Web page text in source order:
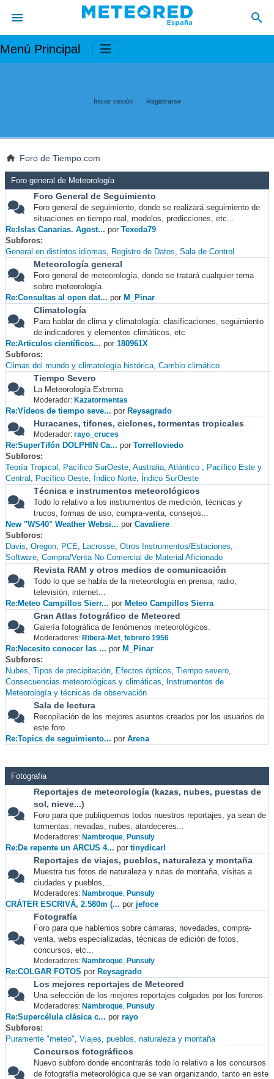
Menú Principal
Iniciar sesión Registrarse
Foro de Tiempo.com
Foro general de Meteorología
Foro General de Seguimiento
Foro general de seguimiento, donde se realizará seguimiento de
situaciones en tiempo real, modelos, predicciones, etc...
Re:Islas Canarias. Agost... por Texeda79
Subforos
General en distintos idiomas
Registro de Datos Sala de Control
Meteorología general
Foro general de meteorología, donde se tratará cualquier tema
sobre meteorología.
Re:Consultas al open dat... por M_Pinar
Climatología
Para hablar de clima y climatología: clasificaciones, seguimiento
de indicadores y elementos climáticos, etc
Re:Articulos científicos... por 180961X
Subforos
Climas del mundo y climatología histórica Cambio climático
Tiempo Severo
La Meteorología Extrema
Moderador: Kazatormentas
Re:Vídeos de tiempo seve... por Reysagrado
Huracanes, tifones, ciclones, tormentas tropicales
Moderador: rayo_cruces
Re:SuperTifón DOLPHIN Ca... por Torrelloviedo
Subforos
Teoría Tropical
Pacífico SurOeste Australia Atlántico
Pacífico Este y
Central
Pacífico Oeste Índico Norte Índico SurOeste
Técnica e instrumentos meteorológicos
Todo lo relativo a los instrumentos de medición, técnicas y
trucos, formas de uso, compra-venta, consejos...
New "WS40" Weather Websi... por Cavaliere
Subforos
Davis Oregon PCE Lacrosse Otros Instrumentos/Estaciones
Software Compra/Venta No Comercial de Material Aficionado
Revista RAM y otros medios de comunicación
Todo lo que se habla de la meteorología en prensa, radio,
televisión, internet...
Re:Meteo Campillos Sierr... por Meteo Campillos Sierra
Gran Atlas fotográfico de Meteored
Galería fotográfica de fenómenos meteorológicos.
Moderadores: Ribera-Met, febrero 1956
Re:Necesito conocer las ... por M_Pinar
Subforos
Nubes Tipos de precipitación Efectos ópticos Tiempo severo
Consecuencias meteorológicas y climáticas
Instrumentos de
Meteorología y técnicas de observación
Sala de lectura
Recopilación de los mejores asuntos creados por los usuarios de
este foro.
Re:Topics de seguimiento... por Arena
Fotografia
Reportajes de meteorología (kazas, nubes, puestas de
sol, nieve...)
Foro para que publiquemos todos nuestros reportajes, ya sean de
tormentas, nevadas, nubes, atardeceres...
Moderadores: Nambroque, Punsuly
Re:De repente un ARCUS 4... por tinydicarl
Reportajes de viajes, pueblos, naturaleza y montaña
Muestra tus fotos de naturaleza y rutas de montaña, visitas a
ciudades y pueblos,...
Moderadores: Nambroque, Punsuly
CRÁTER ESCRIVÁ, 2.580m (... por jefoce
Fotografía
Foro para que hablemos sobre cámaras, novedades, compra-
venta, webs especializadas, técnicas de edición de fotos,
concursos, etc...
Moderadores: Nambroque, Punsuly
Re:COLGAR FOTOS por Reysagrado
Los mejores reportajes de Meteored
Una selección de los mejores reportajes colgados por los foreros.
Moderadores: Nambroque, Punsuly
Re:Supercélula clásica c... por rayo
Subforos
Puramente "meteo" Viajes, pueblos, naturaleza y montaña
Concursos fotográficos
Nuevo subforo donde encontrarás todo lo relativo a los concursos
de fotografía meteorológica que se van organizando, tanto en este